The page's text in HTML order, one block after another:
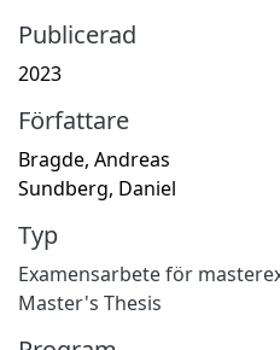
Publicerad
2023
Författare
Bragde, Andreas
Sundberg, Daniel
Typ
Examensarbete för
Master's Thesis